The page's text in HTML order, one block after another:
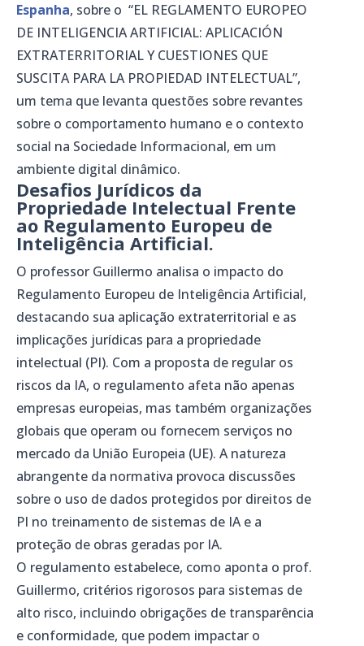
Espanha, sobre o “EL REGLAMENTO EUROPEO
DE INTELIGENCIA ARTIFICIAL: APLICACIÓN
EXTRATERRITORIAL Y CUESTIONES QUE
SUSCITA PARA LA PROPIEDAD INTELECTUAL”,
um tema que levanta questões sobre revantes
sobre o comportamento humano e o contexto
social na Sociedade Informacional, em um
ambiente digital dinâmico.
Desafios Jurídicos da
Propriedade Intelectual Frente
ao Regulamento Europeu de
Inteligência Artificial.
O professor Guillermo analisa o impacto do
Regulamento Europeu de Inteligência Artificial,
destacando sua aplicação extraterritorial e as
implicações jurídicas para a propriedade
intelectual (PI). Com a proposta de regular os
riscos da IA, o regulamento afeta não apenas
empresas europeias, mas também organizações
globais que operam ou fornecem serviços no
mercado da União Europeia (UE). A natureza
abrangente da normativa provoca discussões
sobre o uso de dados protegidos por direitos de
PI no treinamento de sistemas de IA e a
proteção de obras geradas por IA.
O regulamento estabelece, como aponta o prof.
Guillermo, critérios rigorosos para sistemas de
alto risco, incluindo obrigações de transparência
e conformidade, que podem impactar o